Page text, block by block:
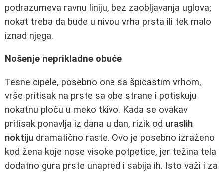
podrazumeva ravnu liniju, bez zaobljavanja uglova;
nokat treba da bude u nivou vrha prsta ili tek malo
iznad njega.
Nošenje neprikladne obuće
Tesne cipele, posebno one sa špicastim vrhom,
vrše pritisak na prste sa obe strane i potiskuju
nokatnu ploču u meko tkivo. Kada se ovakav
pritisak ponavlja iz dana u dan, rizik od uraslih
noktiju dramatično raste. Ovo je posebno izraženo
kod žena koje nose visoke potpetice, jer težina tela
dodatno gura prste unapred i sabija ih. Isto važi i za